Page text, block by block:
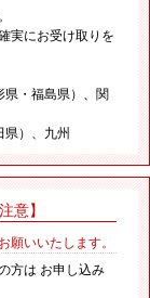
実にお受け取りを
・福島県）、関
県）、九州
意】
願いいたします。
方は お申し込み